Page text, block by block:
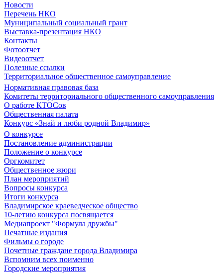
Новости
Перечень НКО
Муниципальный социальный грант
Выставка-презентация НКО
Контакты
Фотоотчет
Видеоотчет
Полезные ссылки
Территориальное общественное самоуправление
Нормативная правовая база
Комитеты территориального общественного самоуправления
О работе КТОСов
Общественная палата
Конкурс «Знай и люби родной Владимир»
О конкурсе
Постановление администрации
Положение о конкурсе
Оргкомитет
Общественное жюри
План мероприятий
Вопросы конкурса
Итоги конкурса
Владимирское краеведческое общество
10-летию конкурса посвящается
Медиапроект "Формула дружбы"
Печатные издания
Фильмы о городе
Почетные граждане города Владимира
Вспомним всех поименно
Городские мероприятия